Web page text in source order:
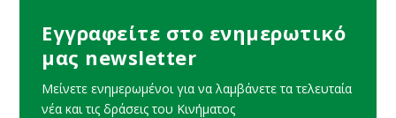
Εγγραφείτε στο ενημερωτικό
μας newsletter
Μείνετε ενημερωμένοι για να λαμβάνετε τα τελευταία
νέα και τις δράσεις του Κινήματος